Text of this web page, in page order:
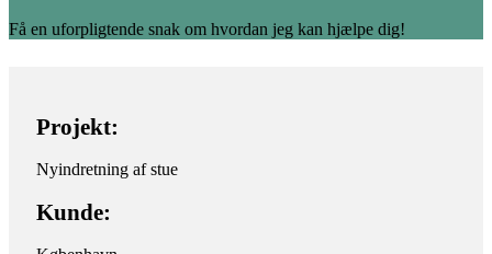
Få en uforpligtende snak om hvordan jeg kan hjælpe dig!
Projekt:
Nyindretning af stue
Kunde: